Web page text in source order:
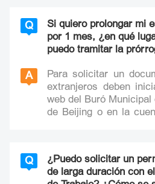
Q
Si quiero prolongar mi
por 1 mes, ¿en qué
puedo tramitar la
A
Para solicitar un
extranjeros deben
web del Buró
de Beijing o en la
con antelación para
solicitud con el
Q
¿Puedo solicitar un
de larga duración con